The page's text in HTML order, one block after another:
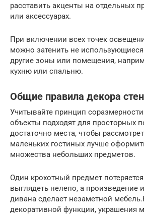
расставить акценты на отдельных
или аксессуарах.
При включении всех точек
можно затенить не
другие зоны или помещения,
кухню или спальню.
Общие правила декора стен
Учитывайте принцип
объекты подходят для просторных
достаточно места, чтобы
маленьких гостиных лучше
множества небольших предметов.
Один крохотный предмет
выглядеть нелепо, а произведение
дивана сделает незаметной
декоративной функции, украшения